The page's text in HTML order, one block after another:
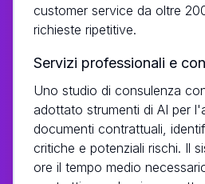
customer service da oltre
richieste ripetitive.
Servizi professionali e
Uno studio di consulenza
adottato strumenti di AI per
documenti contrattuali,
critiche e potenziali rischi. Il
ore il tempo medio